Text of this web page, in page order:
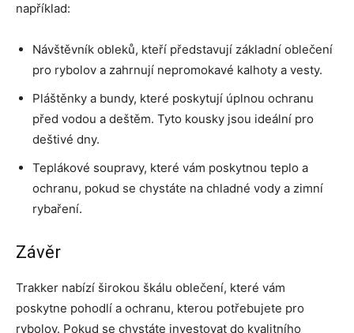
například:
Návštěvník obleků, kteří představují základní oblečení
pro rybolov a zahrnují nepromokavé kalhoty a vesty.
Pláštěnky a bundy, které poskytují úplnou ochranu
před vodou a deštěm. Tyto kousky jsou ideální pro
deštivé dny.
Teplákové soupravy, které vám poskytnou teplo a
ochranu, pokud se chystáte na chladné vody a zimní
rybaření.
Závěr
Trakker nabízí širokou škálu oblečení, které vám
poskytne pohodlí a ochranu, kterou potřebujete pro
rybolov. Pokud se chystáte investovat do kvalitního